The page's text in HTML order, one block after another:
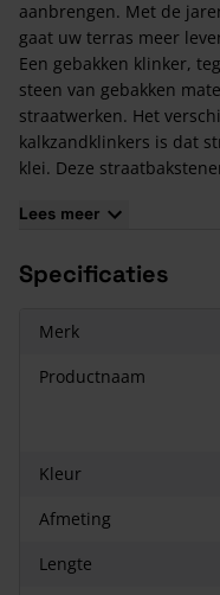
aanbrengen. Met de
gaat uw terras meer
Een gebakken klinker,
steen van gebakken
straatwerken. Het
kalkzandklinkers is dat
klei. Deze
in een m².
Lotis Getrommeld
straatwerk
Meest gebruikte
Keperverband,
Lees meer
Specificaties
Merk
Productnaam
Kleur
Afmeting
Lengte